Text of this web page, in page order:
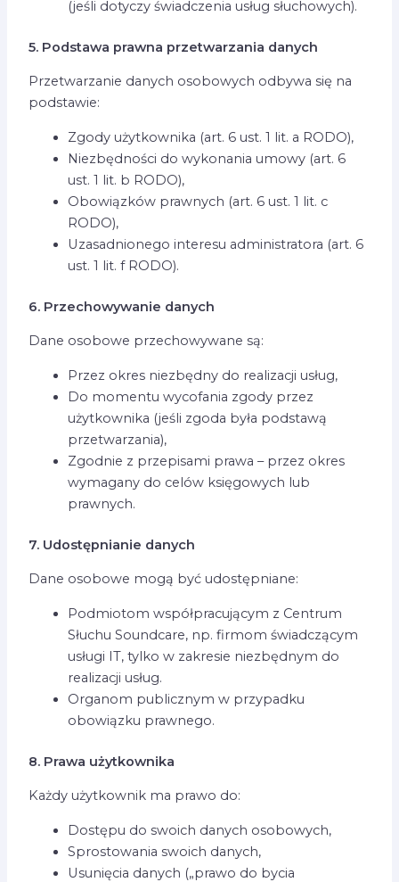
(jeśli dotyczy świadczenia usług słuchowych).
5. Podstawa prawna przetwarzania danych
Przetwarzanie danych osobowych odbywa się na
podstawie:
Zgody użytkownika (art. 6 ust. 1 lit. a RODO),
Niezbędności do wykonania umowy (art. 6
ust. 1 lit. b RODO),
Obowiązków prawnych (art. 6 ust. 1 lit. c
RODO),
Uzasadnionego interesu administratora (art. 6
ust. 1 lit. f RODO).
6. Przechowywanie danych
Dane osobowe przechowywane są:
Przez okres niezbędny do realizacji usług,
Do momentu wycofania zgody przez
użytkownika (jeśli zgoda była podstawą
przetwarzania),
Zgodnie z przepisami prawa – przez okres
wymagany do celów księgowych lub
prawnych.
7. Udostępnianie danych
Dane osobowe mogą być udostępniane:
Podmiotom współpracującym z Centrum
Słuchu Soundcare, np. firmom świadczącym
usługi IT, tylko w zakresie niezbędnym do
realizacji usług.
Organom publicznym w przypadku
obowiązku prawnego.
8. Prawa użytkownika
Każdy użytkownik ma prawo do:
Dostępu do swoich danych osobowych,
Sprostowania swoich danych,
Usunięcia danych („prawo do bycia